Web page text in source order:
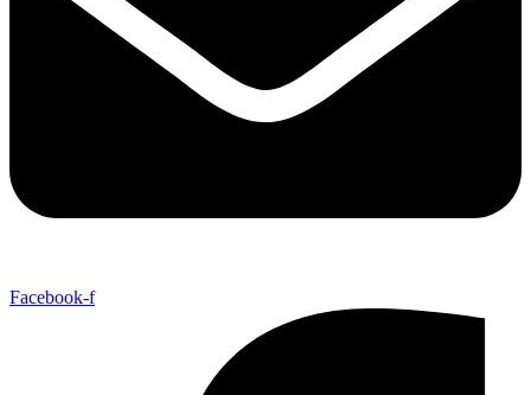
Facebook-f